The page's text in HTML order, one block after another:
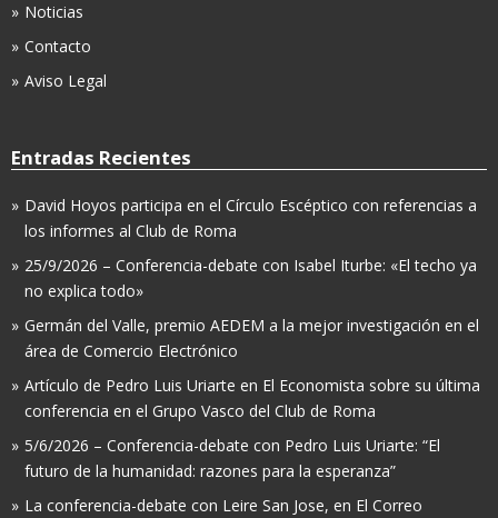
Noticias
Contacto
Aviso Legal
Entradas Recientes
David Hoyos participa en el Círculo Escéptico con referencias a
los informes al Club de Roma
25/9/2026 – Conferencia-debate con Isabel Iturbe: «El techo ya
no explica todo»
Germán del Valle, premio AEDEM a la mejor investigación en el
área de Comercio Electrónico
Artículo de Pedro Luis Uriarte en El Economista sobre su última
conferencia en el Grupo Vasco del Club de Roma
5/6/2026 – Conferencia-debate con Pedro Luis Uriarte: “El
futuro de la humanidad: razones para la esperanza”
La conferencia-debate con Leire San Jose, en El Correo